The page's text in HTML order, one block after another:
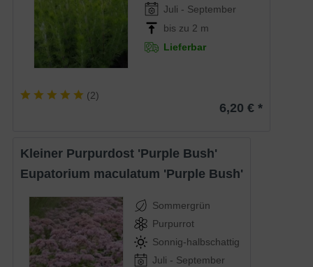
Juli - September
bis zu 2 m
Lieferbar
(2)
6,20 € *
Kleiner Purpurdost 'Purple Bush'
Eupatorium maculatum 'Purple Bush'
Sommergrün
Purpurrot
Sonnig-halbschattig
Juli - September